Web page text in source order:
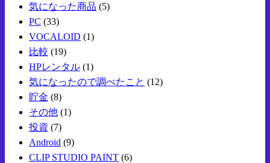
気になった商品 (5)
PC (33)
VOCALOID (1)
比較 (19)
HPレンタル (1)
気になったので調べたこと (12)
貯金 (8)
その他 (1)
投資 (7)
Android (9)
CLIP STUDIO PAINT (6)